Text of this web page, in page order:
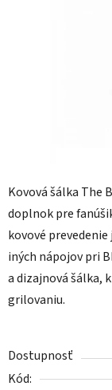
Kovová šálka The
doplnok pre
kovové prevedenie
iných nápojov pri
a dizajnová šálka,
grilovaniu.
Dostupnosť
Kód: